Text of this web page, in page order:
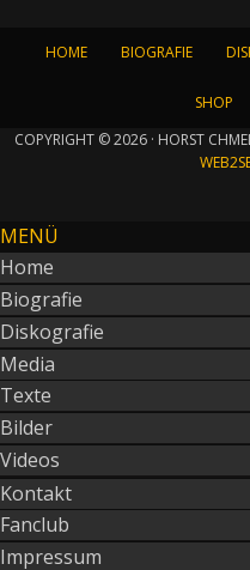
HOME BIOGRAFIE
SHOP
COPYRIGHT © 2026 · HORST
MENÜ
Home
Biografie
Diskografie
Media
Texte
Bilder
Videos
Kontakt
Fanclub
Impressum